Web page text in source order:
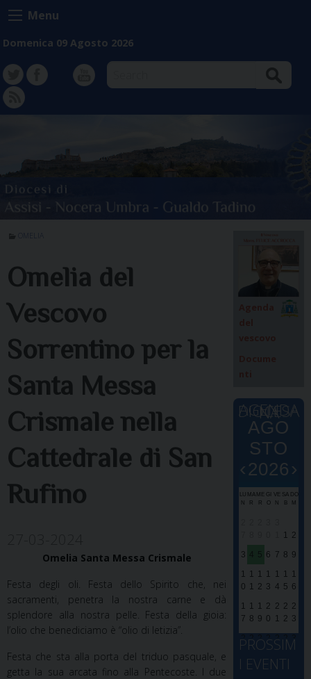
Skip
to
content
Menu
Domenica 09 Agosto 2026
TW FB Instagram
YT
FD
Omelia del
Vescovo
Sorrentino per la
Santa Messa
Crismale nella
Cattedrale di San
Rufino
Omelia Santa Messa Crismale
Festa degli oli. Festa dello Spirito che, nei
sacramenti, penetra la nostra carne e dà
splendore alla nostra pelle. Festa della gioia:
l’olio che benediciamo è “olio di letizia”.
Festa che sta alla porta del triduo pasquale, e
getta la sua arcata fino alla Pentecoste. I due
AGENDA DIOCESANA
‹
AGO
STO
2026 ›
LU
N
MA
R
ME
R
GI
O
VE
N
SA
B
DO
M
1
2
3
4 5 6 7 8 9
1
0
1
1
1
2
1
3
1
4
1
5
1
6
1
7
1
8
1
9
2
0
2
1
2
2
2
3
2
4
2
5
2
6
2
7
2
8
2
9
3
0
3
PROSSIM
I EVENTI